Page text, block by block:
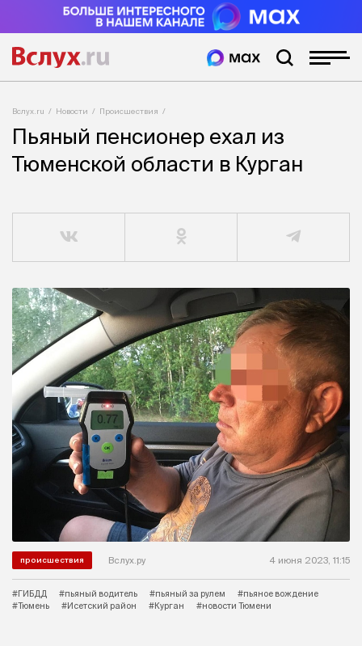
Вслух.ru Новости Происшествия
Пьяный пенсионер ехал из
Тюменской области в Курган
происшествия Вслух.ру 4 июня 2023, 11:15
#ГИБДД #пьяный водитель #пьяный за рулем
#пьяное вождение
#Тюмень
#Исетский район #Курган #новости Тюмени